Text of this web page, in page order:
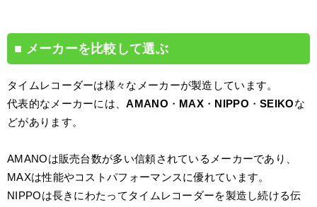
メーカーを比較して選ぶ
タイムレコーダーは様々なメーカーが製造しています。
代表的なメーカーには、AMANO ・ MAX ・ NIPPO ・SEIKOな
どがあります。
AMANOは販売台数が多い信頼されているメーカーであり、
MAXは性能やコストパフォーマンスに優れています。
NIPPOは長きにわたってタイムレコーダーを製造し続ける伝